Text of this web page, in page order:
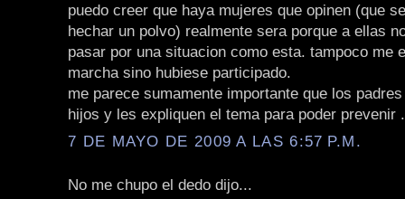
puedo creer que haya mujeres que opinen (que
hechar un polvo) realmente sera porque a ellas
pasar por una situacion como esta. tampoco me
marcha sino hubiese participado.
me parece sumamente importante que los
hijos y les expliquen el tema para poder prevenir .
7 DE MAYO DE 2009 A LAS 6:57 P.M.
No me chupo el dedo dijo...